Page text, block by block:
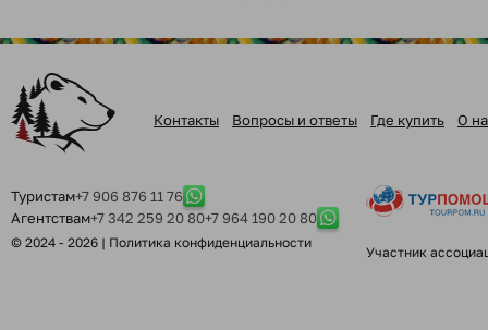
Контакты Вопросы и ответы Где купить О
Туристам+7 906 876 11 76
Агентствам+7 342 259 20 80+7 964 190 20 80
© 2024 - 2026 | Политика конфиденциальности
Участник